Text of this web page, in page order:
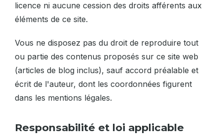
licence ni aucune cession des droits afférents aux
éléments de ce site.
Vous ne disposez pas du droit de reproduire tout
ou partie des contenus proposés sur ce site web
(articles de blog inclus), sauf accord préalable et
écrit de l'auteur, dont les coordonnées figurent
dans les mentions légales.
Responsabilité et loi applicable